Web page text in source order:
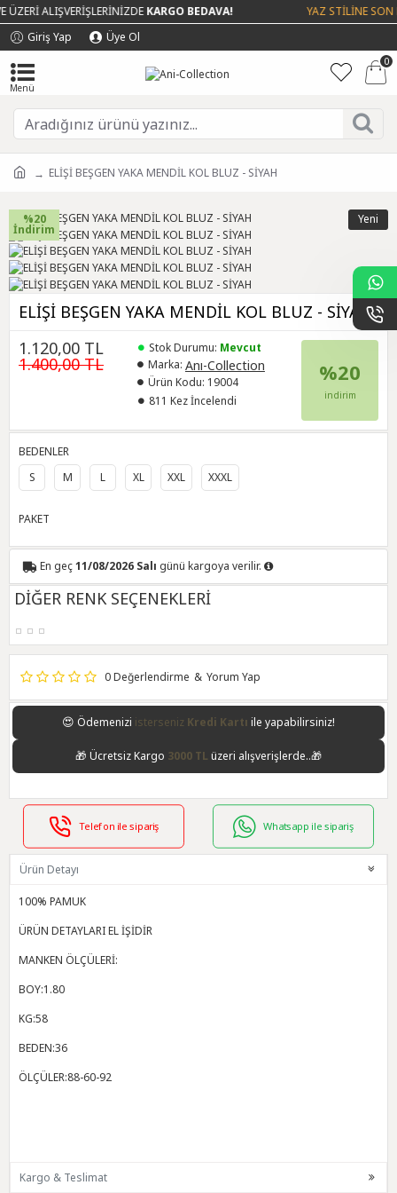
ALIŞVERİŞLERİNİZDEKARGO BEDAVA!
YAZ STİLİNE SON
Giriş Yap
Üye Ol
0
ELİŞİ BEŞGEN YAKA MENDİL KOL BLUZ - SİYAH
Yeni
%20
İndirim
ELİŞİ BEŞGEN YAKA MENDİL KOL BLUZ - SİYAH
0 Değerlendirme & Yorum Yap
1.120,00 TL
1.400,00 TL
Stok Durumu: Mevcut
Marka: Anı-Collection
Ürün Kodu: 19004
811 Kez İncelendi
%20
indirim
BEDENLER
S
M L XL XXL XXXL
PAKET
En geç11/08/2026 Salı günü kargoya verilir.
DİĞER RENK SEÇENEKLERİ
😍 Ödemenizi isterseniz Kredi Kartı ile yapabilirsiniz!
🎁 Ücretsiz Kargo 3000 TL üzeri alışverişlerde..🎁
Telefon ile sipariş Whatsapp ile sipariş
Ürün Detayı
100% PAMUK
ÜRÜN DETAYLARI EL İŞİDİR
MANKEN ÖLÇÜLERİ:
BOY:1.80
KG:58
BEDEN:36
ÖLÇÜLER:88-60-92
Kargo & Teslimat